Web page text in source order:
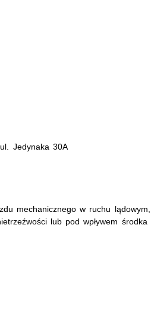
Jedynaka 30A
mechanicznego w ruchu lądowym,
lub pod wpływem środka